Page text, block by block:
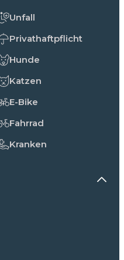
Unfall
Privathaftpflicht
Hunde
Katzen
E-Bike
Fahrrad
Kranken